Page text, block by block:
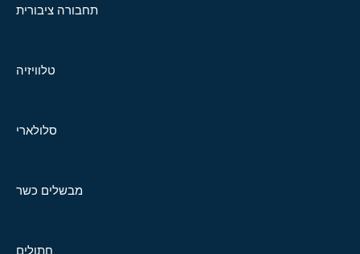
תחבורה ציבורית
טלוויזיה
סלולארי
מבשלים כשר
חתולים